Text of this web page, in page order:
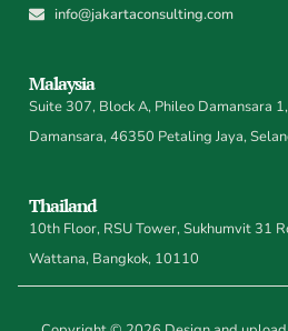
info@jakartaconsulting.com
Malaysia
Suite 307, Block A, Phileo Damansara
Damansara, 46350 Petaling Jaya,
Thailand
10th Floor, RSU Tower, Sukhumvit 31
Wattana, Bangkok, 10110